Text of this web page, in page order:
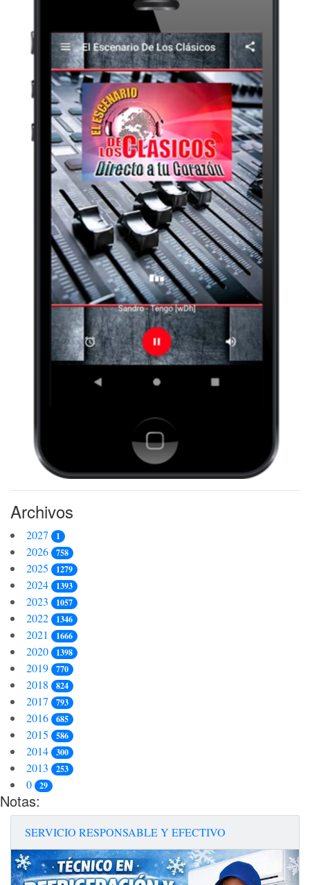
Archivos
2027 1
2026 758
2025 1279
2024 1393
2023 1057
2022 1346
2021 1666
2020 1398
2019 770
2018 824
2017 793
2016 685
2015 586
2014 300
2013 253
0 29
Notas:
SERVICIO RESPONSABLE Y EFECTIVO